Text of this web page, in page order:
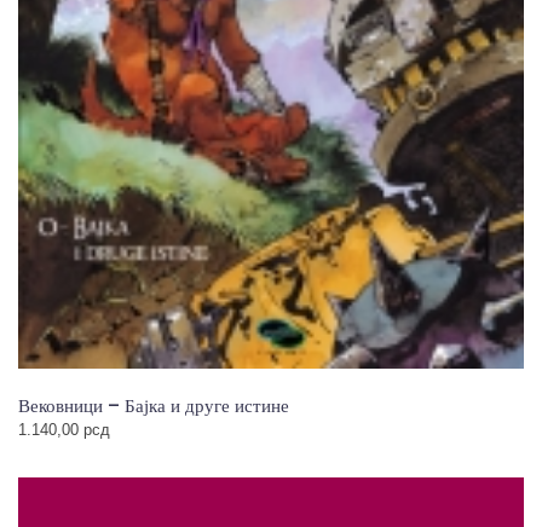
Вековници – Бајка и друге истине
1.140,00 рсд